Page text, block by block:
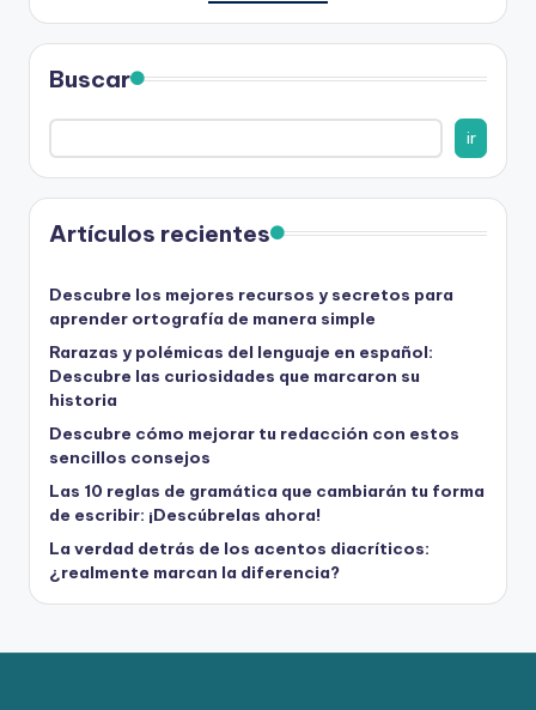
Buscar
ir
Artículos recientes
Descubre los mejores recursos y secretos para
aprender ortografía de manera simple
Rarazas y polémicas del lenguaje en español:
Descubre las curiosidades que marcaron su
historia
Descubre cómo mejorar tu redacción con estos
sencillos consejos
Las 10 reglas de gramática que cambiarán tu forma
de escribir: ¡Descúbrelas ahora!
La verdad detrás de los acentos diacríticos:
¿realmente marcan la diferencia?